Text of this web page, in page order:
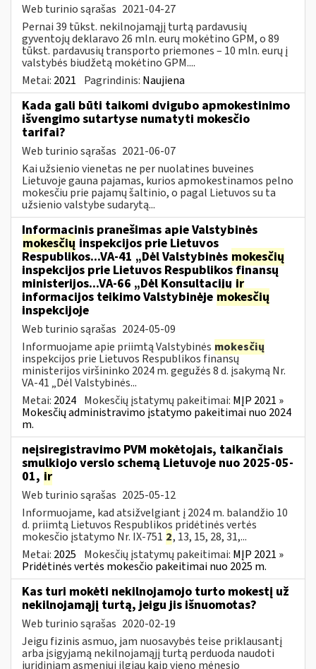
Web turinio sąrašas 2021-04-27
Pernai 39 tūkst. nekilnojamąjį turtą pardavusių
gyventojų deklaravo 26 mln. eurų mokėtino GPM, o 89
tūkst. pardavusių transporto priemones – 10 mln. eurų į
valstybės biudžetą mokėtino GPM....
Metai: 2021 Pagrindinis: Naujiena
Kada gali būti taikomi dvigubo apmokestinimo
išvengimo sutartyse numatyti mokesčio
tarifai?
Web turinio sąrašas 2021-06-07
Kai užsienio vienetas ne per nuolatines buveines
Lietuvoje gauna pajamas, kurios apmokestinamos pelno
mokesčiu prie pajamų šaltinio, o pagal Lietuvos su ta
užsienio valstybe sudarytą...
Informacinis pranešimas apie Valstybinės
mokesčių inspekcijos prie Lietuvos
Respublikos...VA-41 „Dėl Valstybinės mokesčių
inspekcijos prie Lietuvos Respublikos finansų
ministerijos...VA-66 „Dėl Konsultacijų ir
informacijos teikimo Valstybinėje mokesčių
inspekcijoje
Web turinio sąrašas 2024-05-09
Informuojame apie priimtą Valstybinės mokesčių
inspekcijos prie Lietuvos Respublikos finansų
ministerijos viršininko 2024 m. gegužės 8 d. įsakymą Nr.
VA-41 „Dėl Valstybinės...
Metai: 2024 Mokesčių įstatymų pakeitimai: MĮP 2021 »
Mokesčių administravimo įstatymo pakeitimai nuo 2024
m.
neįsiregistravimo PVM mokėtojais, taikančiais
smulkiojo verslo schemą Lietuvoje nuo 2025-05-
01, ir
Web turinio sąrašas 2025-05-12
Informuojame, kad atsižvelgiant į 2024 m. balandžio 10
d. priimtą Lietuvos Respublikos pridėtinės vertės
mokesčio įstatymo Nr. IX-751 2, 13, 15, 28, 31,...
Metai: 2025 Mokesčių įstatymų pakeitimai: MĮP 2021 »
Pridėtinės vertės mokesčio pakeitimai nuo 2025 m.
Kas turi mokėti nekilnojamojo turto mokestį už
nekilnojamąjį turtą, jeigu jis išnuomotas?
Web turinio sąrašas 2020-02-19
Jeigu fizinis asmuo, jam nuosavybės teise priklausantį
arba įsigyjamą nekilnojamąjį turtą perduoda naudoti
juridiniam asmeniui ilgiau kaip vieno mėnesio